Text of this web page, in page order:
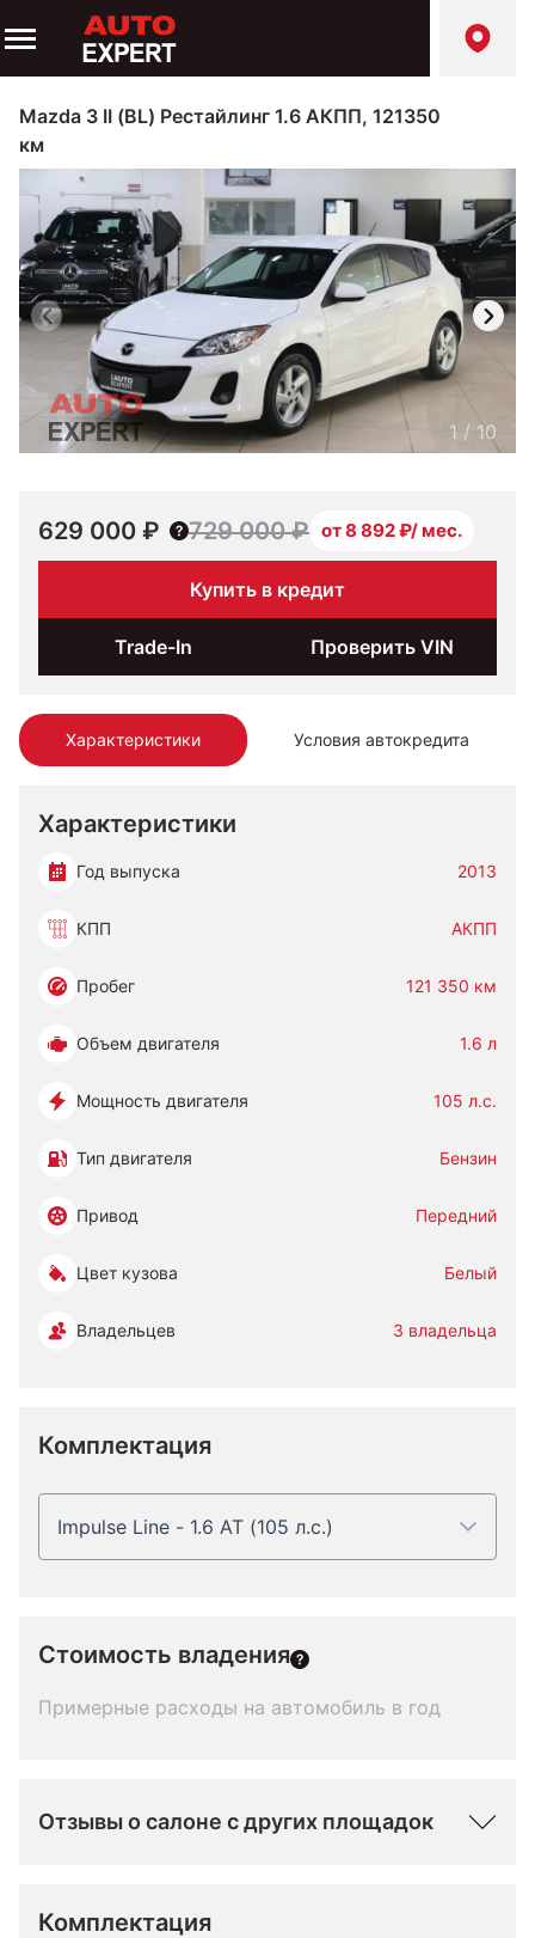
Mazda 3 II (BL) Рестайлинг 1.6 АКПП, 121350
км
Характеристики Условия автокредита
Характеристики
Год выпуска 2013
КПП АКПП
Пробег 121 350 км
Объем двигателя 1.6 л
Мощность двигателя 105 л.с.
Тип двигателя Бензин
Привод Передний
Цвет кузова Белый
Владельцев 3 владельца
Комплектация
Impulse Line - 1.6 AT (105 л.с.)
Стоимость владения
Примерные расходы на автомобиль в год
Отзывы о салоне с других площадок
Комплектация
1 / 10
629 000 ₽ 729 000 ₽ от 8 892 ₽/ мес.
Купить в кредит
Trade-In Проверить VIN